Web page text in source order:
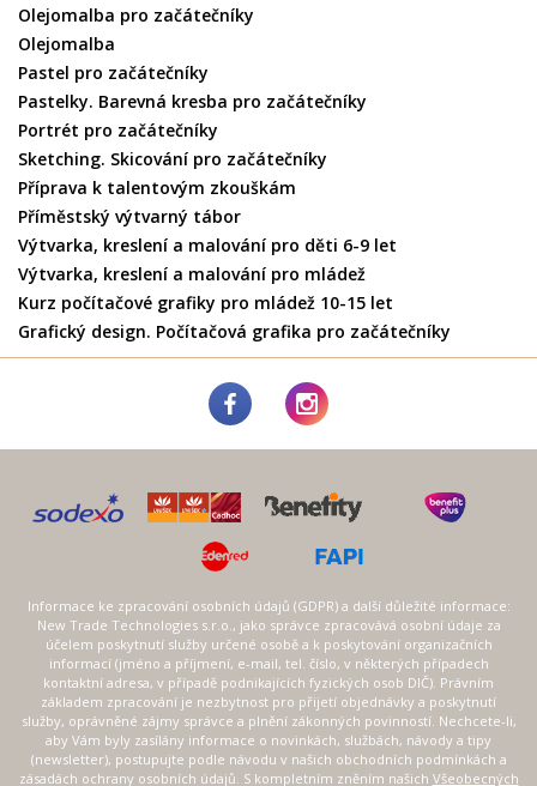
Olejomalba pro začátečníky
Olejomalba
Pastel pro začátečníky
Pastelky. Barevná kresba pro začátečníky
Portrét pro začátečníky
Sketching. Skicování pro začátečníky
Příprava k talentovým zkouškám
Příměstský výtvarný tábor
Výtvarka, kreslení a malování pro děti 6-9 let
Výtvarka, kreslení a malování pro mládež
Kurz počítačové grafiky pro mládež 10-15 let
Grafický design. Počítačová grafika pro začátečníky
Informace ke zpracování osobních údajů (GDPR) a další důležité informace:
New Trade Technologies s.r.o., jako správce zpracovává osobní údaje za
účelem poskytnutí služby určené osobě a k poskytování organizačních
informací (jméno a příjmení, e-mail, tel. číslo, v některých případech
kontaktní adresa, v případě podnikajících fyzických osob DIČ). Právním
základem zpracování je nezbytnost pro přijetí objednávky a poskytnutí
služby, oprávněné zájmy správce a plnění zákonných povinností. Nechcete-li,
aby Vám byly zasílány informace o novinkách, službách, návody a tipy
(newsletter), postupujte podle návodu v našich obchodních podmínkách a
zásadách ochrany osobních údajů. S kompletním zněním našich Všeobecných